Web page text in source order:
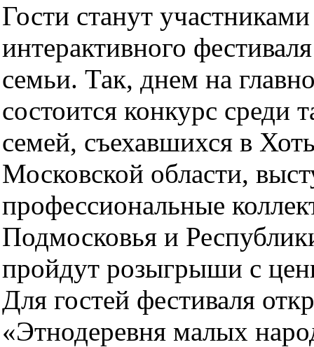
Гости станут
интерактивного
семьи. Так, днем на
состоится конкурс среди
семей, съехавшихся в
Московской области,
профессиональные
Подмосковья и
пройдут розыгрыши с
Для гостей фестиваля
«Этнодеревня малых